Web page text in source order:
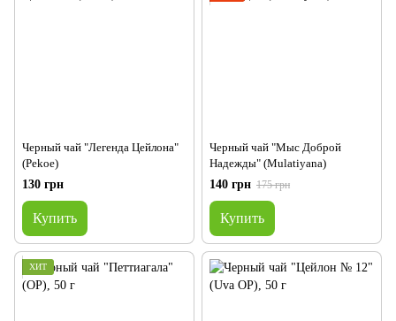
Черный чай "Легенда Цейлона"
(Pekoe)
130 грн
Купить
Черный чай "Мыс Доброй
Надежды" (Mulatiyana)
140 грн 175 грн
Купить
ХИТ